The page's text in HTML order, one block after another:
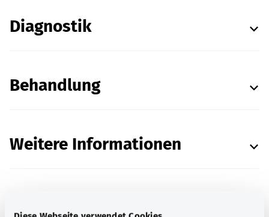
Diagnostik
Behandlung
Weitere Informationen